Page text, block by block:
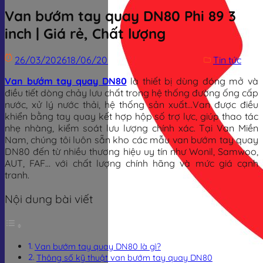
Van bướm tay quay DN80 Phi 89 3
inch | Giá rẻ, Chất lượng
26/03/202618/06/2026
Tin tức
Van bướm tay quay DN80là thiết bị dùng đóng mở và
điều tiết dòng chảy lưu chất trong hệ thống đường ống cấp
nước, xử lý nước thải, hệ thống sản xuất…Van được điều
khiển bằng tay quay kết hợp hộp số trợ lực, giúp thao tác
nhẹ nhàng, kiểm soát lưu lượng chính xác. Tại Van Miền
Nam, chúng tôi luôn sẵn kho các mẫu van bướm tay quay
DN80 đến từ nhiều thương hiệu uy tín như Wonil, Samwoo,
AUT, FAF… với chất lượng chính hãng và mức giá cạnh
tranh.
Nội dung bài viết
Van bướm tay quay DN80 là gì?
Thông số kỹ thuật van bướm tay quay DN80